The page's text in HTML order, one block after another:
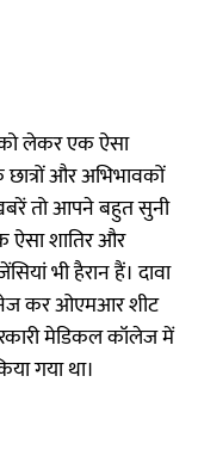
को लेकर एक ऐसा
और अभिभावकों
तो आपने बहुत सुनी
ऐसा शातिर और
भी हैरान हैं। दावा
मैनेज कर ओएमआर शीट
मेडिकल कॉलेज में
गया था।